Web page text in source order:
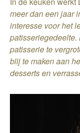
meer dan een jaar
interesse voor het
patisseriegedeelte.
patisserie te
blij te maken aan
desserts en